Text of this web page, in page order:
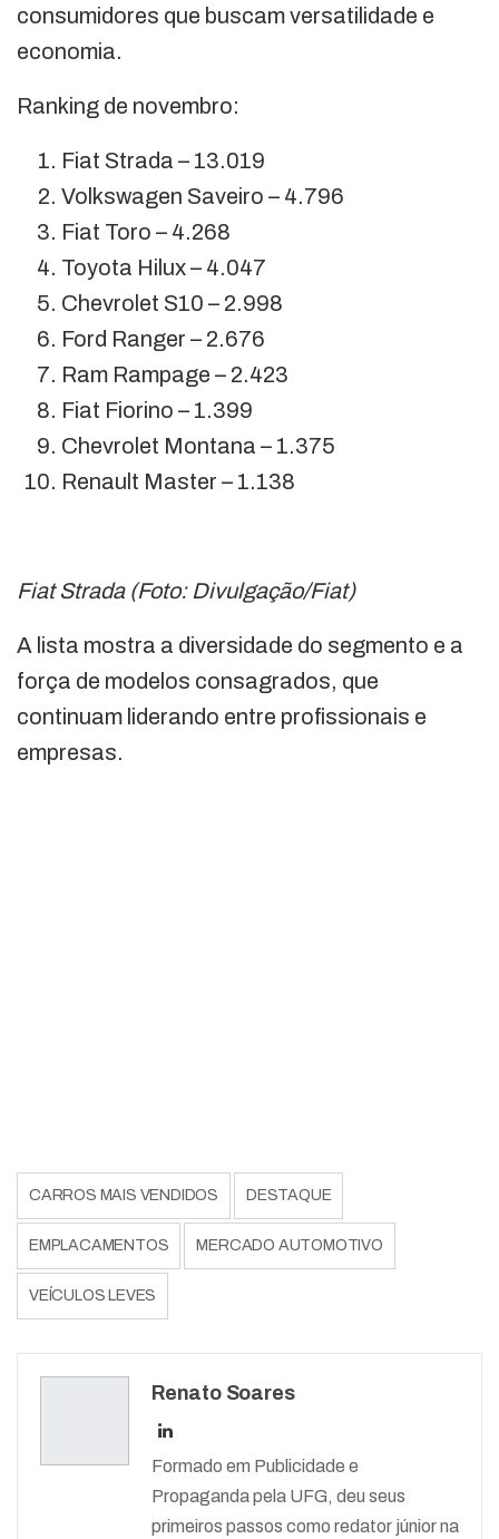
consumidores que buscam versatilidade e
economia.
Ranking de novembro:
Fiat Strada – 13.019
Volkswagen Saveiro – 4.796
Fiat Toro – 4.268
Toyota Hilux – 4.047
Chevrolet S10 – 2.998
Ford Ranger – 2.676
Ram Rampage – 2.423
Fiat Fiorino – 1.399
Chevrolet Montana – 1.375
Renault Master – 1.138
Fiat Strada (Foto: Divulgação/Fiat)
A lista mostra a diversidade do segmento e a
força de modelos consagrados, que
continuam liderando entre profissionais e
empresas.
CARROS MAIS VENDIDOS DESTAQUE
EMPLACAMENTOS MERCADO AUTOMOTIVO
VEÍCULOS LEVES
Renato Soares
Formado em Publicidade e
Propaganda pela UFG, deu seus
primeiros passos como redator júnior na